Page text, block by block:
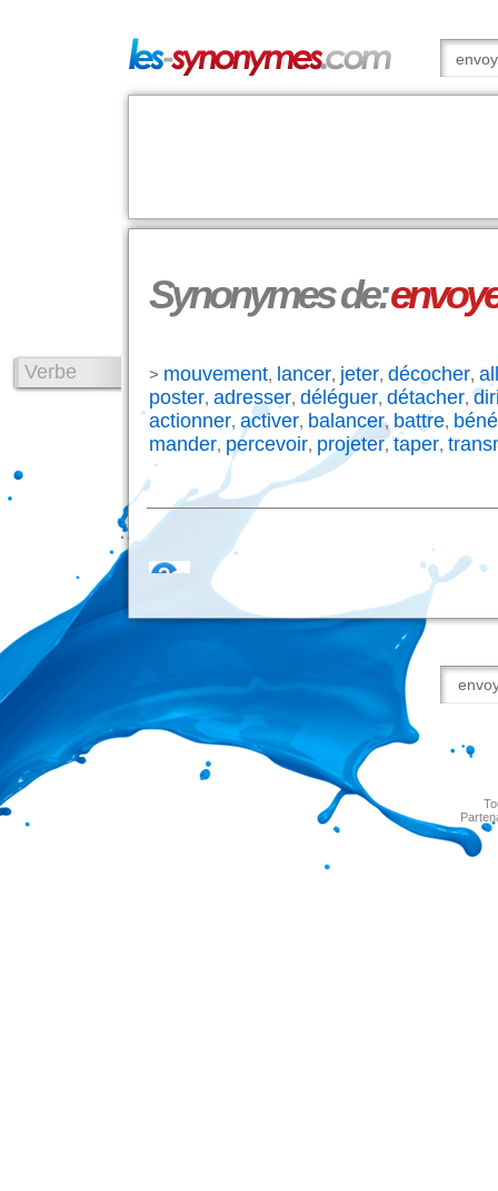
Synonymes de:
Verbe > mouvement, lancer, jeter, décocher,
poster, adresser, déléguer, détacher,
actionner, activer, balancer, battre,
mander, percevoir, projeter,taper,